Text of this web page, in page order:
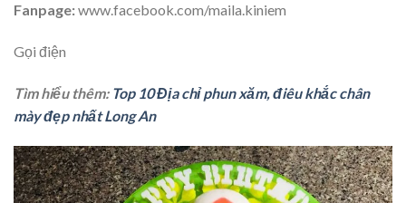
Fanpage:www.facebook.com/maila.kiniem
Gọi điện
Tìm hiểu thêm: Top 10 Địa chỉ phun xăm, điêu khắc chân
mày đẹp nhất Long An